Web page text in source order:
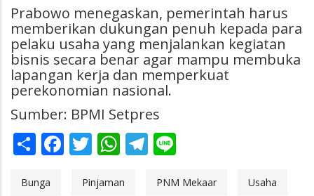
Prabowo menegaskan, pemerintah harus
memberikan dukungan penuh kepada para
pelaku usaha yang menjalankan kegiatan
bisnis secara benar agar mampu membuka
lapangan kerja dan memperkuat
perekonomian nasional.
Sumber: BPMI Setpres
ShareFacebook
Twitter
WhatsApp
Telegram
Bunga Pinjaman PNM Mekaar
Usaha